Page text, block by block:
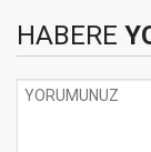
HABERE